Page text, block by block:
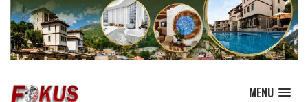
MENU